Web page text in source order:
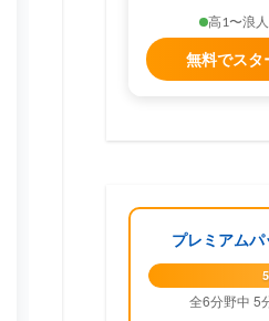
高1〜浪
無料でス
プレミアム
全6分野中 5